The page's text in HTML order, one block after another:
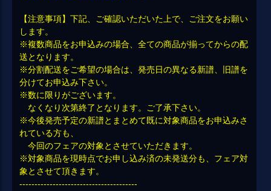
【注意事項】下記、ご確認いただいた上で、ご注文をお願い
します。
※複数商品をお申込みの場合、全ての商品が揃ってからの配
送となります。
※分割配送をご希望の場合は、発売日の異なる新譜、旧譜を
分けてお申込み下さい。
※数に限りがございます。
なくなり次第終了となります。ご了承下さい。
※今後発売予定の新譜とまとめて既に対象商品をお申込みさ
れている方も、
今回のフェアの対象とさせていただきます。
※対象商品を現時点でお申し込み済の未発送分も、フェア対
象とさせて頂きます。
---------------------------------------